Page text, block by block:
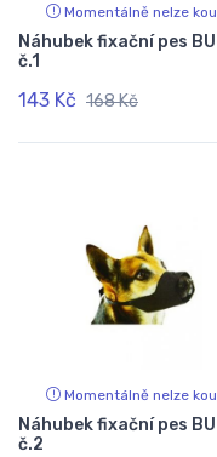
Momentálně nelze
Náhubek fixační pes
č.1
143 Kč 168 Kč
Momentálně nelze
Náhubek fixační pes
č.2